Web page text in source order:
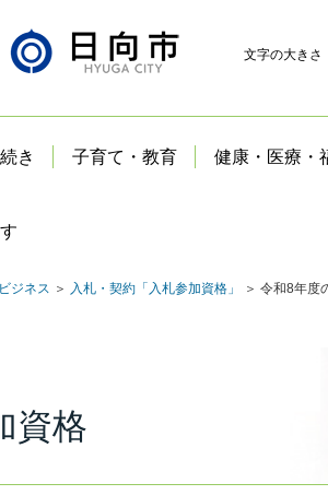
文字の大きさ
き 子育て・教育 健康・医療・
ジネス ＞ 入札・契約「入札参加資格」 ＞ 令和8年度
資格